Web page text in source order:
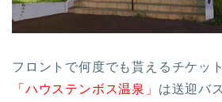
フロントで何度でも貰えるチケッ
「ハウステンボス温泉」 は送迎バ